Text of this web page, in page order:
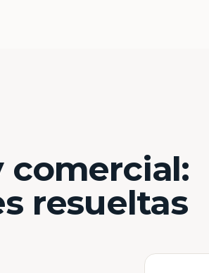
comercial:
resueltas